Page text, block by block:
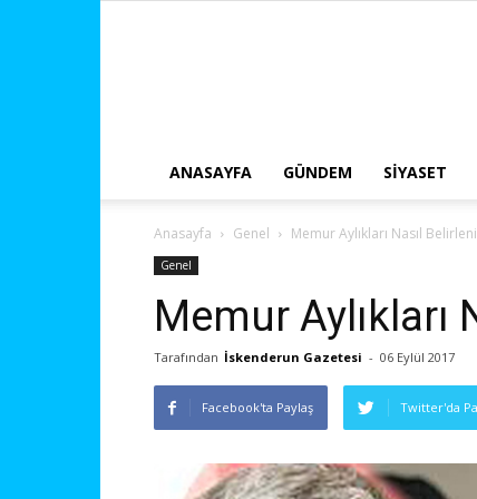
ANASAYFA GÜNDEM SIYASET
Anasayfa Genel Memur Aylıkları Nasıl
Genel
Memur Aylıkları
Tarafından İskenderun Gazetesi - 06 Eylül 2017
Facebook'ta Paylaş Twitter'da